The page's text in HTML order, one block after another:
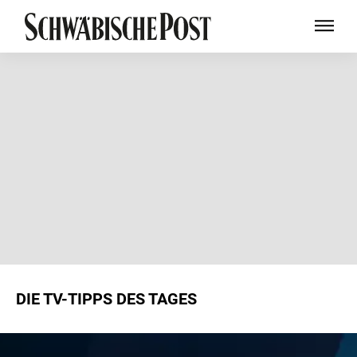
DIE TV-TIPPS DES TAGES